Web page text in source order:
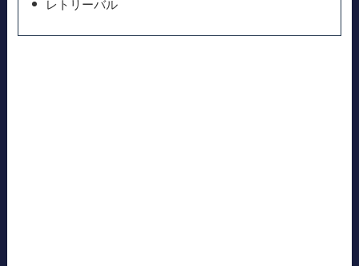
レトリーバル